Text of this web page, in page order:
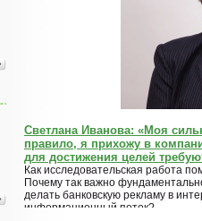
Светлана Иванова: «Моя
правило, я прихожу в
для достижения целей
Как исследовательская работа
Почему так важно
делать банковскую рекламу в
информационный поток?